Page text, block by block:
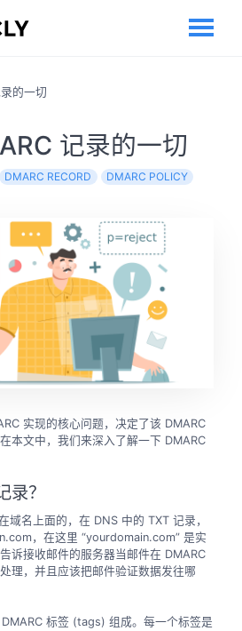
的一切
记录的一切
DMARC RECORD DMARC POLICY
实现的核心问题，决定了该 DMARC
本文中，我们来深入了解一下 DMARC
录？
域名上面的，在 DNS 中的 TXT 记录，
，在这里 “yourdomain.com” 是实
诉接收邮件的服务器当邮件在 DMARC
理，并且应该把邮件验证数据发往哪
标签 (tags) 组成。每一个标签是